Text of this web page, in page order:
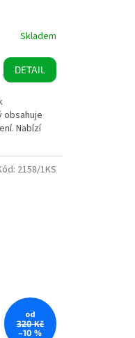
Skladem
DETAIL
obsahuje
Nabízí
od
320 Kč
–10 %
2158/1KS